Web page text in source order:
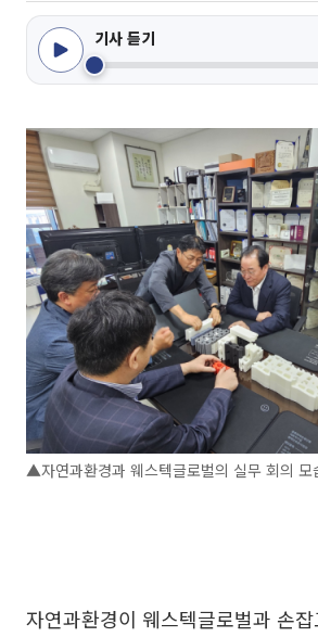
기사 듣기
▲자연과환경과 웨스텍글로벌의 실무 회의 모
자연과환경이 웨스텍글로벌과 손